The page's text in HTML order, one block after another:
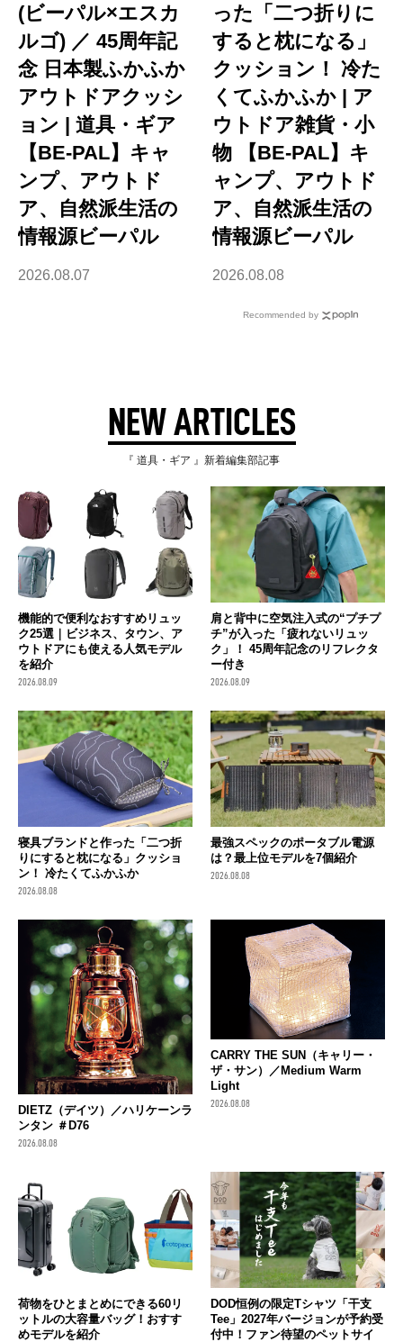
(ビーパル×エスカ
ルゴ) ／ 45周年記
念 日本製ふかふか
アウトドアクッシ
ョン | 道具・ギア
【BE-PAL】キャ
ンプ、アウトド
ア、自然派生活の
情報源ビーパル
2026.08.07
った「二つ折りに
すると枕になる」
クッション！ 冷た
くてふかふか | ア
ウトドア雑貨・小
物 【BE-PAL】キ
ャンプ、アウトド
ア、自然派生活の
情報源ビーパル
2026.08.08
Recommended by
NEW ARTICLES
『 道具・ギア 』新着編集部記事
機能的で便利なおすすめリュッ
ク25選｜ビジネス、タウン、ア
ウトドアにも使える人気モデル
を紹介
2026.08.09
肩と背中に空気注入式の“プチプ
チ”が入った「疲れないリュッ
ク」！ 45周年記念のリフレクタ
ー付き
2026.08.09
寝具ブランドと作った「二つ折
りにすると枕になる」クッショ
ン！ 冷たくてふかふか
2026.08.08
最強スペックのポータブル電源
は？最上位モデルを7個紹介
2026.08.08
DIETZ（デイツ）／ハリケーンラ
ンタン ＃D76
2026.08.08
CARRY THE SUN（キャリー・
ザ・サン）／Medium Warm
Light
2026.08.08
荷物をひとまとめにできる60リ
ットルの大容量バッグ！おすす
めモデルを紹介
DOD恒例の限定Tシャツ「干支
Tee」2027年バージョンが予約受
付中！ファン待望のペットサイ